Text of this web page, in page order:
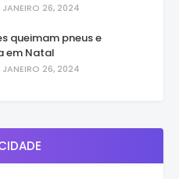
JANEIRO 26, 2024
queimam pneus e
em Natal
JANEIRO 26, 2024